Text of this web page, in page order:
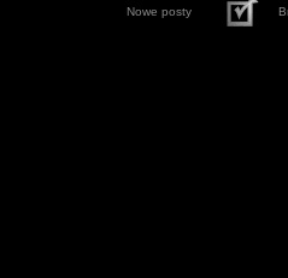
Nowe posty